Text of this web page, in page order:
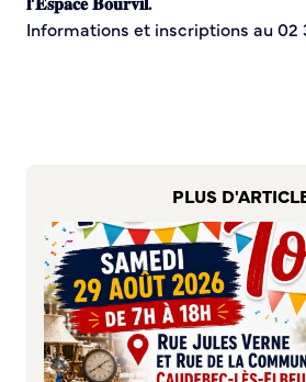
Informations et inscriptions au 02
PLUS
Plan de Ville
Numéros d’urgence
Bienvenue à Caudebec
Histoire de la ville
Patrimoine historique
Temps forts
Venir à Caudebec
Emménager à Caudebec